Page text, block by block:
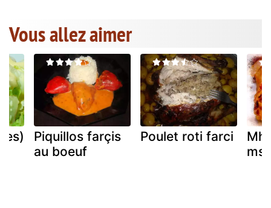
Vous allez aimer
Piquillos farçis
au boeuf
Poulet roti farci